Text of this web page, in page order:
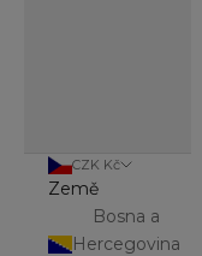
CZK Kč
Země
Bosna a
Hercegovina